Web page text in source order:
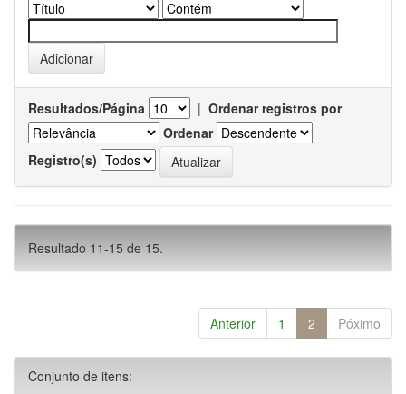
Resultados/Página | Ordenar registros por
Ordenar
Registro(s)
Resultado 11-15 de 15.
Anterior 1 2 Póximo
Conjunto de itens: